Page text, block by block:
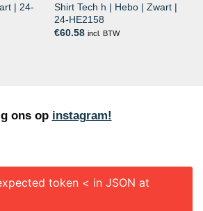
| 24-
Shirt Tech h | Hebo | Zwart |
24-HE2158
€60.58 incl. BTW
ons op instagram!
token < in JSON at